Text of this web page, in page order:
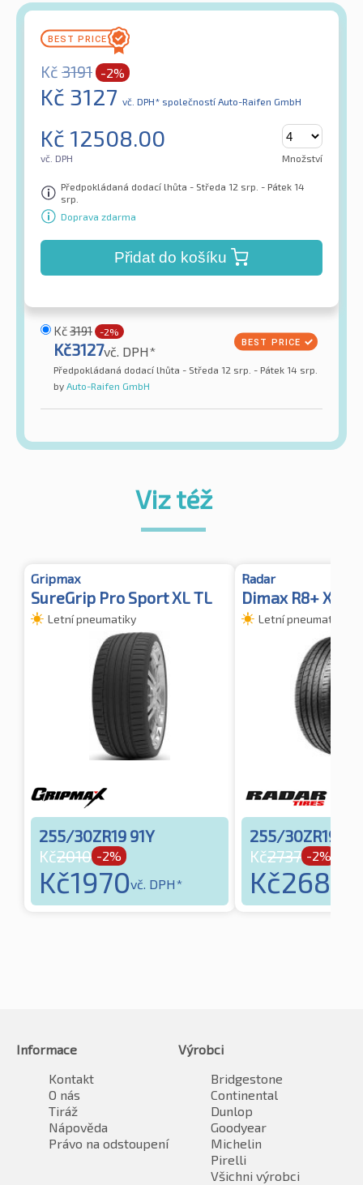
Kč 3191 -2%
Kč 3127 vč. DPH* společností Auto-Raifen GmbH
Kč 12508.00
vč. DPH Množství
Předpokládaná dodací lhůta - Středa 12 srp. - Pátek 14
srp.
Doprava zdarma
Přidat do košíku
Kč3191 -2%
Kč3127vč. DPH*
Předpokládaná dodací lhůta - Středa 12 srp. - Pátek 14 srp.
by Auto-Raifen GmbH
Viz též
Gripmax
SureGrip Pro Sport XL TL
Letní pneumatiky
255/30ZR19 91Y
Kč2010 -2%
Kč1970vč. DPH*
Radar
Dimax R8+ XL
Letní pneumatiky
255/30ZR19
Kč2737 -2%
Kč2683
Informace
Kontakt
O nás
Tiráž
Nápověda
Právo na odstoupení
Výrobci
Bridgestone
Continental
Dunlop
Goodyear
Michelin
Pirelli
Všichni výrobci